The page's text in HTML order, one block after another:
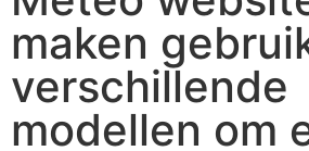
maken
verschillende
modellen om